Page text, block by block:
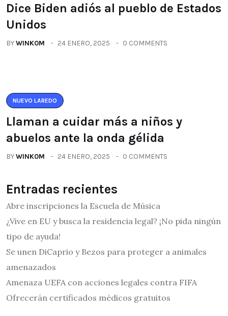
Dice Biden adiós al pueblo de Estados
Unidos
BYWINK0M 24 ENERO, 2025 0 COMMENTS
NUEVO LAREDO
Llaman a cuidar más a niños y
abuelos ante la onda gélida
BYWINK0M 24 ENERO, 2025 0 COMMENTS
Entradas recientes
Abre inscripciones la Escuela de Música
¿Vive en EU y busca la residencia legal? ¡No pida ningún
tipo de ayuda!
Se unen DiCaprio y Bezos para proteger a animales
amenazados
Amenaza UEFA con acciones legales contra FIFA
Ofrecerán certificados médicos gratuitos